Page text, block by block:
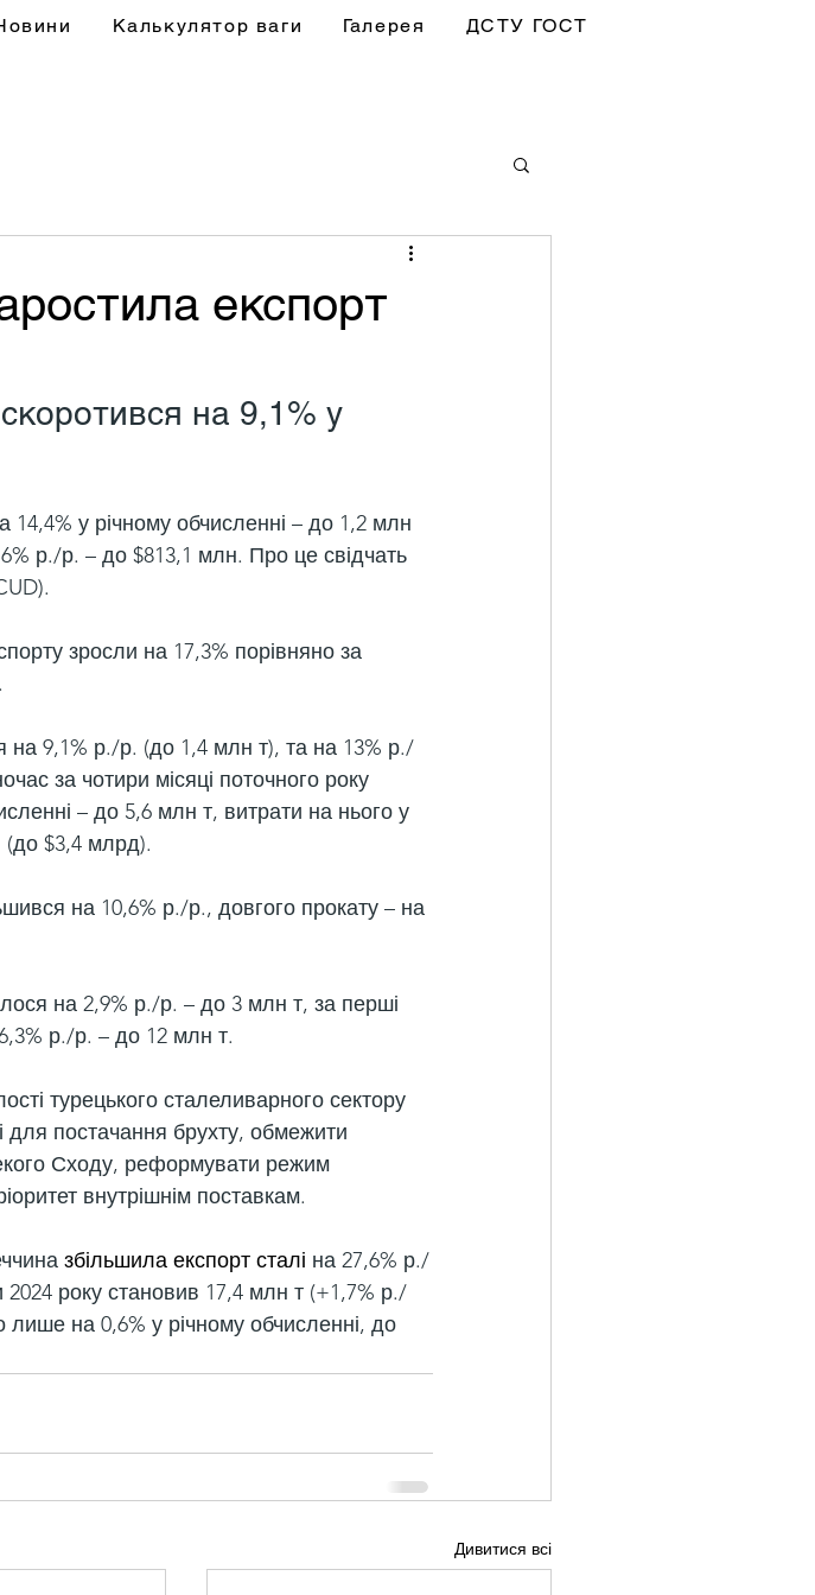
Калькулятор ваги Галерея ДСТУ ГОСТ
експорт
на 9,1% у
14,4% у річному обчисленні – до 1,2 млн
р./р. – до $813,1 млн. Про це свідчать
зросли на 17,3% порівняно за
на 9,1% р./р. (до 1,4 млн т), та на 13% р./
за чотири місяці поточного року
– до 5,6 млн т, витрати на нього у
(до $3,4 млрд).
на 10,6% р./р., довгого прокату – на
на 2,9% р./р. – до 3 млн т, за перші
р./р. – до 12 млн т.
турецького сталеливарного сектору
для постачання брухту, обмежити
Сходу, реформувати режим
внутрішнім поставкам.
збільшила експорт сталі на 27,6% р./
2024 року становив 17,4 млн т (+1,7% р./
лише на 0,6% у річному обчисленні, до
Дивитися всі